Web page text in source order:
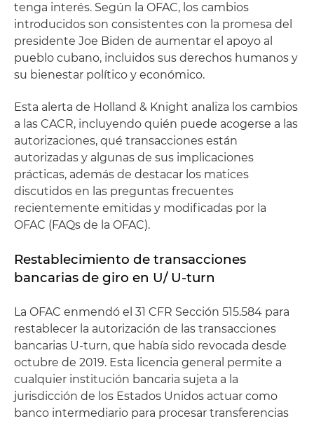
tenga interés. Según la OFAC, los cambios
introducidos son consistentes con la promesa del
presidente Joe Biden de aumentar el apoyo al
pueblo cubano, incluidos sus derechos humanos y
su bienestar político y económico.
Esta alerta de Holland & Knight analiza los cambios
a las CACR, incluyendo quién puede acogerse a las
autorizaciones, qué transacciones están
autorizadas y algunas de sus implicaciones
prácticas, además de destacar los matices
discutidos en las preguntas frecuentes
recientemente emitidas y modificadas por la
OFAC (FAQs de la OFAC).
Restablecimiento de transacciones
bancarias de giro en U/ U-turn
La OFAC enmendó el 31 CFR Sección 515.584 para
restablecer la autorización de las transacciones
bancarias U-turn, que había sido revocada desde
octubre de 2019. Esta licencia general permite a
cualquier institución bancaria sujeta a la
jurisdicción de los Estados Unidos actuar como
banco intermediario para procesar transferencias